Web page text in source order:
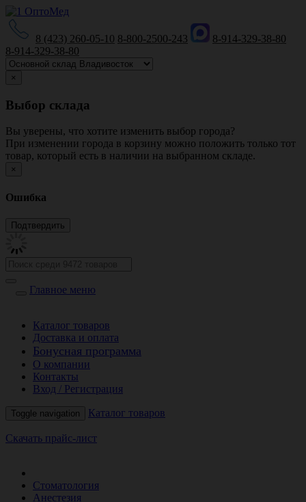
8 (423) 260-05-10 8-800-2500-243
8-914-329-38-80
8-914-329-38-80
×
Выбор склада
Вы уверены, что хотите изменить выбор города?
При изменении города в корзину можно положить только тот
товар, который есть в наличии на выбранном складе.
×
Ошибка
Главное меню
Каталог товаров
Доставка и оплата
Бонусная программа
О компании
Контакты
Вход / Регистрация
Toggle navigation Каталог товаров
Скачать прайс-лист
Стоматология
Анестезия